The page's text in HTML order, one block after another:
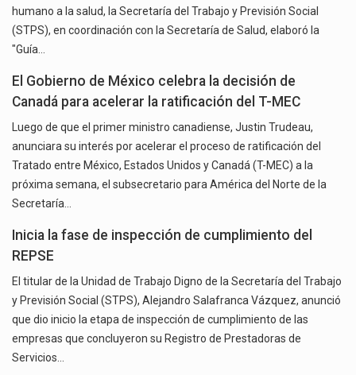
humano a la salud, la Secretaría del Trabajo y Previsión Social
(STPS), en coordinación con la Secretaría de Salud, elaboró la
"Guía…
El Gobierno de México celebra la decisión de
Canadá para acelerar la ratificación del T-MEC
Luego de que el primer ministro canadiense, Justin Trudeau,
anunciara su interés por acelerar el proceso de ratificación del
Tratado entre México, Estados Unidos y Canadá (T-MEC) a la
próxima semana, el subsecretario para América del Norte de la
Secretaría…
Inicia la fase de inspección de cumplimiento del
REPSE
El titular de la Unidad de Trabajo Digno de la Secretaría del Trabajo
y Previsión Social (STPS), Alejandro Salafranca Vázquez, anunció
que dio inicio la etapa de inspección de cumplimiento de las
empresas que concluyeron su Registro de Prestadoras de
Servicios…